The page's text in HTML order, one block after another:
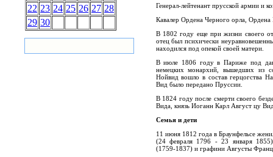
22 23 24 25 26 27 28
29 30
Генерал-лейтенант прусской армии и
Кавалер Ордена Черного орла, Ордена
В 1802 году еще при жизни своего
отец был психически
находился под опекой своей матери.
В июле 1806 году в Париже под
немецких монархий, вышедших из
Нойвид вошло в состав герцогства
Вид было передано Пруссии.
В 1824 году после смерти своего
Вида, князь Иоганн Карл Август цу
Семья и дети
11 июня 1812 года в Браунфельсе
(24 февраля 1796 - 23 января 1855),
(1759-1837) и графини Августы